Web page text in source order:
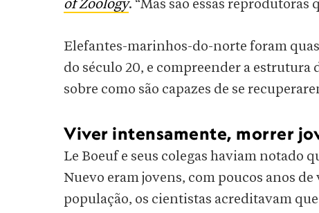
of Zoology. “Mas são essas
Elefantes-marinhos-do-norte foram
do século 20, e compreender a
sobre como são capazes de se
Viver intensamente, morrer
Le Boeuf e seus colegas haviam notado
Nuevo eram jovens, com poucos anos
população, os cientistas acreditavam